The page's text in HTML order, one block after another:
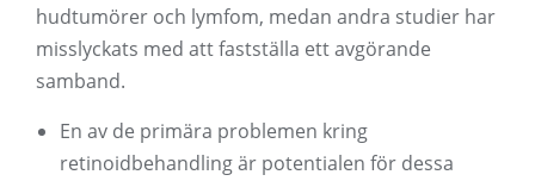
hudtumörer och lymfom, medan andra studier har
misslyckats med att fastställa ett avgörande
samband.
En av de primära problemen kring
retinoidbehandling är potentialen för dessa